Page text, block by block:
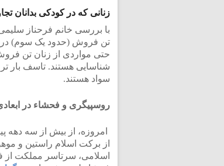
زنانی که در کودکی بدانان
با بررسی خانم فرحناز
تن فروش (حدود یک سوم) در
حتی مواردی از زنان تن
سواد هستند.
روسپیگری و فحشاء در
امروزه، از بیش از سه دهه
از برکت اسلام راستین و
اسلامی، سرتاسر مملکت از